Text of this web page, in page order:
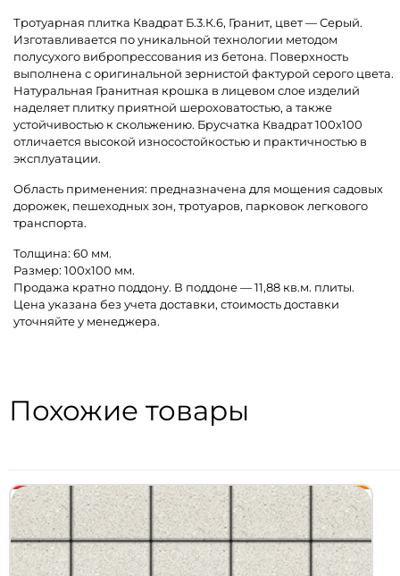
Тротуарная плитка Квадрат Б.3.К.6, Гранит, цвет — Серый.
Изготавливается по уникальной технологии методом
полусухого вибропрессования из бетона. Поверхность
выполнена с оригинальной зернистой фактурой серого цвета.
Натуральная Гранитная крошка в лицевом слое изделий
наделяет плитку приятной шероховатостью, а также
устойчивостью к скольжению. Брусчатка Квадрат 100х100
отличается высокой износостойкостью и практичностью в
эксплуатации.
Область применения: предназначена для мощения садовых
дорожек, пешеходных зон, тротуаров, парковок легкового
транспорта.
Толщина: 60 мм.
Размер: 100х100 мм.
Продажа кратно поддону. В поддоне — 11,88 кв.м. плиты.
Цена указана без учета доставки, стоимость доставки
уточняйте у менеджера.
Похожие товары